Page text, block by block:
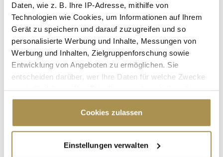
Daten, wie z. B. Ihre IP-Adresse, mithilfe von
Technologien wie Cookies, um Informationen auf Ihrem
Gerät zu speichern und darauf zuzugreifen und so
personalisierte Werbung und Inhalte, Messungen von
Werbung und Inhalten, Zielgruppenforschung sowie
Entwicklung von Angeboten zu ermöglichen. Sie
entscheiden darüber, wer Ihre Daten für welche Zwecke
Cookie-Erklärung oder durch Klicken auf das Privacy
Trigger Symbol ändern oder widerrufen
Informationen über Ihre geografische Lage
Cookies zulassen
Einstellungen verwalten